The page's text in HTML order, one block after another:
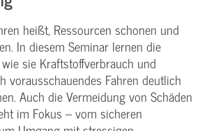
heißt, Ressourcen schonen und
In diesem Seminar lernen die
sie Kraftstoffverbrauch und
vorausschauendes Fahren deutlich
Auch die Vermeidung von Schäden
im Fokus – vom sicheren